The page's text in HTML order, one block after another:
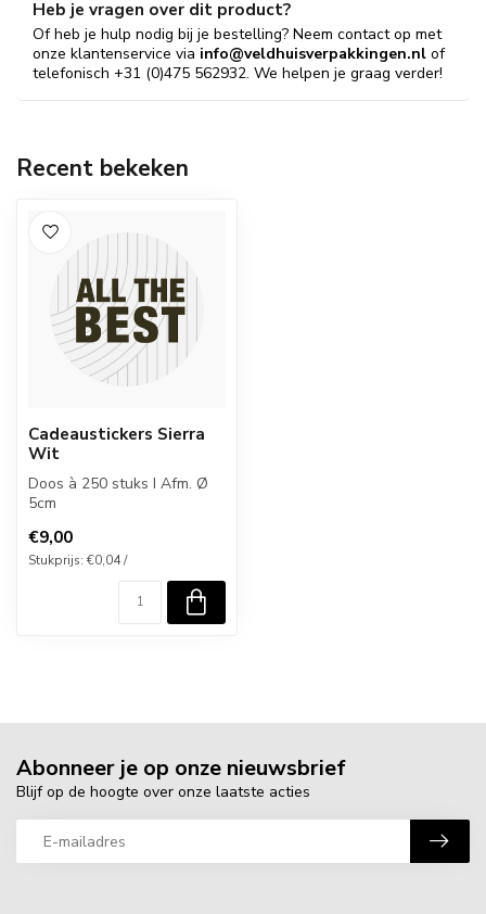
Heb je vragen over dit product?
Of heb je hulp nodig bij je bestelling? Neem contact op met
onze klantenservice via info@veldhuisverpakkingen.nl of
telefonisch +31 (0)475 562932. We helpen je graag verder!
Recent bekeken
Cadeaustickers Sierra
Wit
Doos à 250 stuks I Afm. Ø
5cm
€9,00
Stukprijs: €0,04 /
Abonneer je op onze nieuwsbrief
Blijf op de hoogte over onze laatste acties